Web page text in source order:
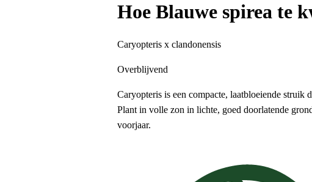
Hoe Blauwe spirea te
Caryopteris x clandonensis
Overblijvend
Caryopteris is een compacte, laatbloeiende struik
Plant in volle zon in lichte, goed doorlatende
voorjaar.